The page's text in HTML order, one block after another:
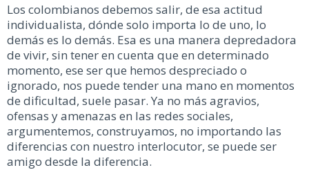
Los colombianos debemos salir, de esa actitud
individualista, dónde solo importa lo de uno, lo
demás es lo demás. Esa es una manera depredadora
de vivir, sin tener en cuenta que en determinado
momento, ese ser que hemos despreciado o
ignorado, nos puede tender una mano en momentos
de dificultad, suele pasar. Ya no más agravios,
ofensas y amenazas en las redes sociales,
argumentemos, construyamos, no importando las
diferencias con nuestro interlocutor, se puede ser
amigo desde la diferencia.